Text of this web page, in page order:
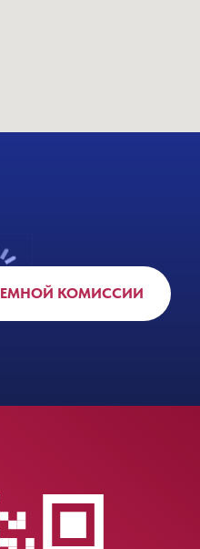
КОМИССИИ